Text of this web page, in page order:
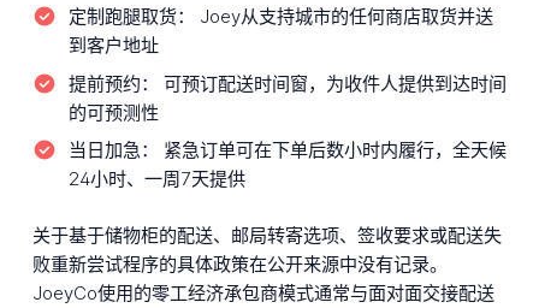
定制跑腿取货：
Joey从支持城市的任何商店取货并送
到客户地址
提前预约：
可预订配送时间窗，为收件人提供到达时间
的可预测性
当日加急：
紧急订单可在下单后数小时内履行，全天候
24小时、一周7天提供
关于基于储物柜的配送、邮局转寄选项、签收要求或配送失
败重新尝试程序的具体政策在公开来源中没有记录。
JoeyCo使用的零工经济承包商模式通常与面对面交接配送